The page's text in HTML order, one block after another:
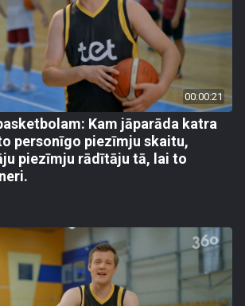
00:00:21
Kam jāparāda katra
personīgo piezīmju skaitu,
piezīmju rādītāju tā, lai to